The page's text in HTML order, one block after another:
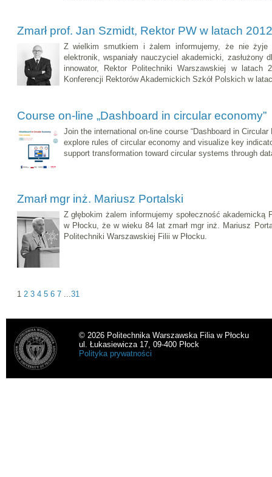
Zmarł prof. Jan Szmidt, Rektor PW w latach
Z wielkim smutkiem i żalem informujemy, że nie
elektronik, wspaniały nauczyciel akademicki, zasłużony
innowator, Rektor Politechniki Warszawskiej w latach
Konferencji Rektorów Akademickich Szkół Polskich w
Course on-line „Dashboard in circular economy”
Join the international on-line course “Dashboard in Circular
explore rules of circular economy and visualize key
support transformation toward circular systems through
Zmarł mgr inż. Mariusz Portalski
Z głębokim żalem informujemy społeczność akademicką
w Płocku, że w wieku 84 lat zmarł mgr inż. Mariusz
Politechniki Warszawskiej Filii w Płocku.
1 2 3 4 5 6 7 ...31
© 2026 Politechnika Warszawska Filia w Płocku
ul. Łukasiewicza 17, 09-400 Płock
Polityka prywatności